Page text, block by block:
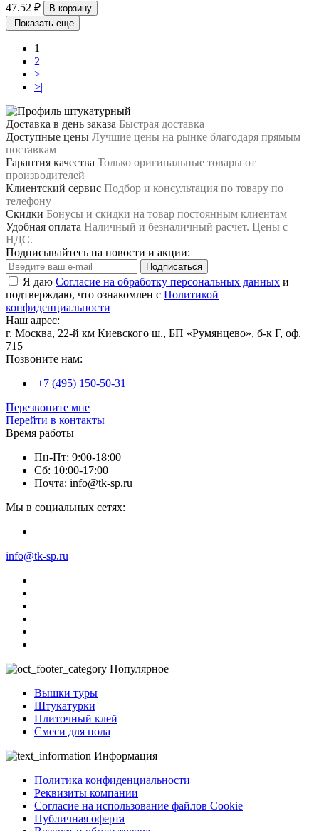
47.52 ₽
В корзину
Показать еще
1
2
>
>|
Доставка в день заказа Быстрая доставка
Доступные цены Лучшие цены на рынке благодаря прямым
поставкам
Гарантия качества Только оригинальные товары от
производителей
Клиентский сервис Подбор и консультация по товару по
телефону
Скидки Бонусы и скидки на товар постоянным клиентам
Удобная оплата Наличный и безналичный расчет. Цены с
НДС.
Подписывайтесь на новости и акции:
Подписаться
Я даю Согласие на обработку персональных данных и
подтверждаю, что ознакомлен с Политикой
конфиденциальности
Наш адрес:
г. Москва, 22-й км Киевского ш., БП «Румянцево», б-к Г, оф.
715
Позвоните нам:
+7 (495) 150-50-31
Перезвоните мне
Перейти в контакты
Время работы
Пн-Пт: 9:00-18:00
Сб: 10:00-17:00
Почта: info@tk-sp.ru
Мы в социальных сетях:
info@tk-sp.ru
Популярное
Вышки туры
Штукатурки
Плиточный клей
Смеси для пола
Информация
Политика конфиденциальности
Реквизиты компании
Согласие на использование файлов Cookie
Публичная оферта